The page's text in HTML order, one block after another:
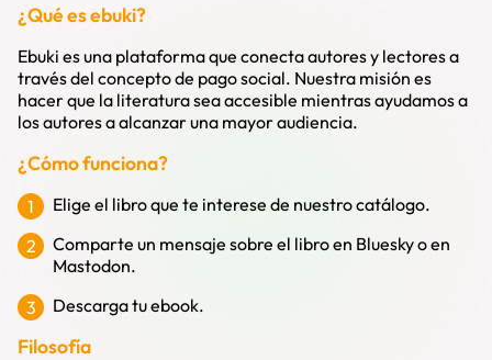
¿Qué es ebuki?
Ebuki es una plataforma que conecta autores y lectores a
través del concepto de pago social. Nuestra misión es
hacer que la literatura sea accesible mientras ayudamos a
los autores a alcanzar una mayor audiencia.
¿Cómo funciona?
Elige el libro que te interese de nuestro catálogo.
Comparte un mensaje sobre el libro en Bluesky o en
Mastodon.
Descarga tu ebook.
Filosofía